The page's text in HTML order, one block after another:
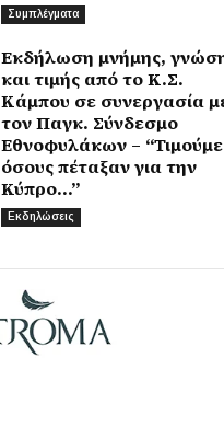
Συμπλέγματα
Εκδήλωση μνήμης,
και τιμής από το Κ.Σ.
Κάμπου σε συνεργασία
τον Παγκ. Σύνδεσμο
Εθνοφυλάκων – “Τιμούμε
όσους πέταξαν για την
Κύπρο…”
Εκδηλώσεις